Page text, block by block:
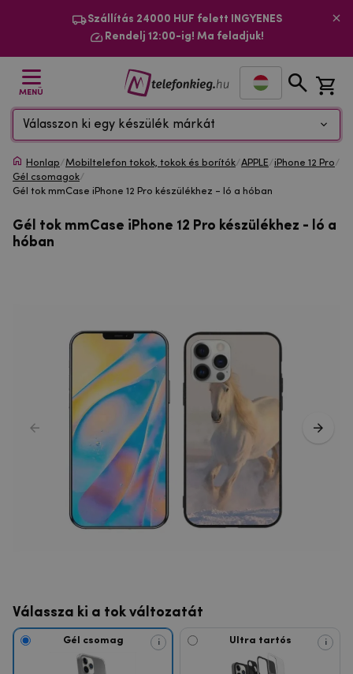
Szállítás 24000 HUF felett INGYENES
Rendelj 12:00-ig! Ma feladjuk!
MENÜ
Válasszon ki egy készülék márkát
Honlap/Mobiltelefon tokok, tokok és borítók/APPLE/iPhone 12 Pro/
Gél csomagok/
Gél tok mmCase iPhone 12 Pro készülékhez - ló a hóban
Gél tok mmCase iPhone 12 Pro készülékhez - ló a
hóban
Válassza ki a tok változatát
Gél csomag i Ultra tartós i